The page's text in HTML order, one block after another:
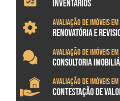
INVENTÁRIOS
Avaliação de imóveis
RENOVATÓRIA E
Avaliação de imóveis
CONSULTORIA
Avaliação de imóveis
CONTESTAÇÃO DE